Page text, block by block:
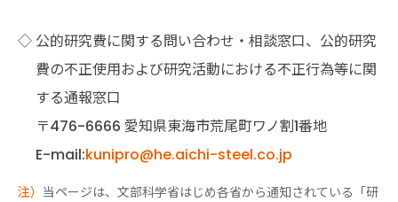
◇ 公的研究費に関する問い合わせ・相談窓口、公的研究
費の不正使用および研究活動における不正行為等に関
する通報窓口
〒476-6666 愛知県東海市荒尾町ワノ割1番地
E-mail:kunipro@he.aichi-steel.co.jp
当ページは、文部科学省はじめ各省から通知されている「研